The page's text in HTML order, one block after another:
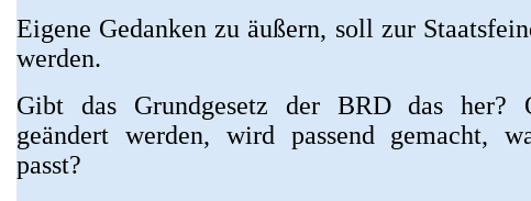
Eigene Gedanken zu äußern, soll zur
werden.
Gibt das Grundgesetz der BRD das her?
geändert werden, wird passend gemacht,
passt?